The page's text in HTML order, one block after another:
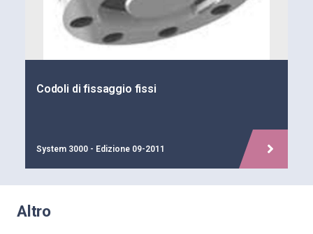
Codoli di fissaggio fissi
System 3000 - Edizione 09-2011
Altro